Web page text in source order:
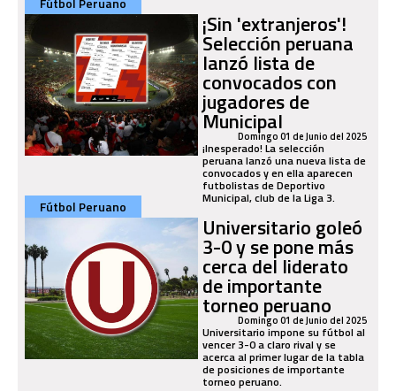
¡Sin 'extranjeros'!
Selección peruana
lanzó lista de
convocados con
jugadores de
Municipal
Domingo 01 de Junio del 2025
¡Inesperado! La selección
peruana lanzó una nueva lista de
convocados y en ella aparecen
futbolistas de Deportivo
Municipal, club de la Liga 3.
Fútbol Peruano
Universitario goleó
3-0 y se pone más
cerca del liderato
de importante
torneo peruano
Domingo 01 de Junio del 2025
Universitario impone su fútbol al
vencer 3-0 a claro rival y se
acerca al primer lugar de la tabla
de posiciones de importante
torneo peruano.